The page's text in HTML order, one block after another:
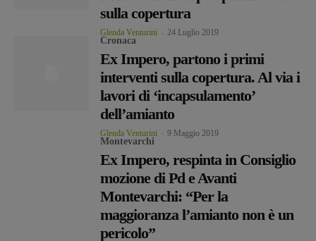
sulla copertura
Glenda Venturini 24 Luglio 2019
Cronaca
Ex Impero, partono i primi
interventi sulla copertura. Al via i
lavori di ‘incapsulamento’
dell’amianto
Glenda Venturini 9 Maggio 2019
Montevarchi
Ex Impero, respinta in Consiglio
mozione di Pd e Avanti
Montevarchi: “Per la
maggioranza l’amianto non è un
pericolo”